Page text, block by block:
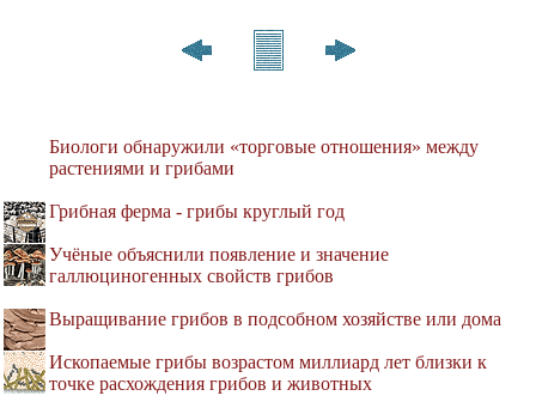
Биологи обнаружили «торговые отношения» между
растениями и грибами
Грибная ферма - грибы круглый год
Учёные объяснили появление и значение
галлюциногенных свойств грибов
Выращивание грибов в подсобном хозяйстве или дома
Ископаемые грибы возрастом миллиард лет близки к
точке расхождения грибов и животных